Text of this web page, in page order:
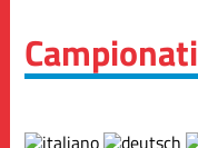
Campionati